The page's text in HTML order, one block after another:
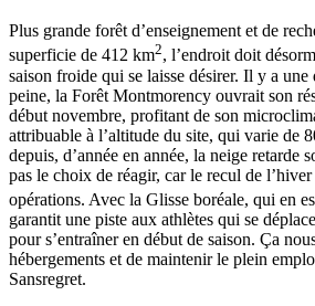
Plus grande forêt d’enseignement et de
superficie de 412 km2, l’endroit doit
saison froide qui se laisse désirer. Il y a une
peine, la Forêt Montmorency ouvrait son
début novembre, profitant de son
attribuable à l’altitude du site, qui varie de
depuis, d’année en année, la neige retarde
pas le choix de réagir, car le recul de
opérations. Avec la Glisse boréale, qui en
garantit une piste aux athlètes qui se
pour s’entraîner en début de saison. Ça
hébergements et de maintenir le plein
Sansregret.